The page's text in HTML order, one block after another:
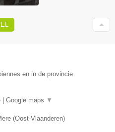
en in de provincie
| Google maps ▼
(Oost-Vlaanderen)